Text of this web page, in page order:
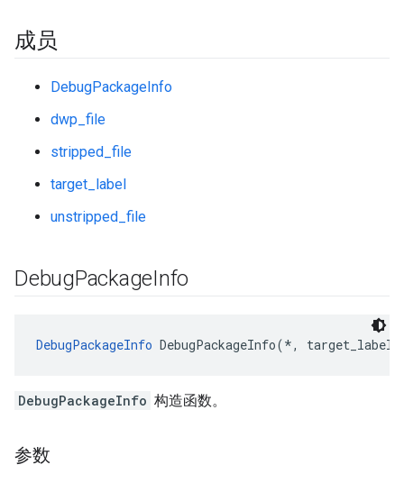
成员
DebugPackageInfo
dwp_file
stripped_file
target_label
unstripped_file
DebugPackageInfo
DebugPackageInfo DebugPackageInfo(*,
DebugPackageInfo 构造函数。
参数